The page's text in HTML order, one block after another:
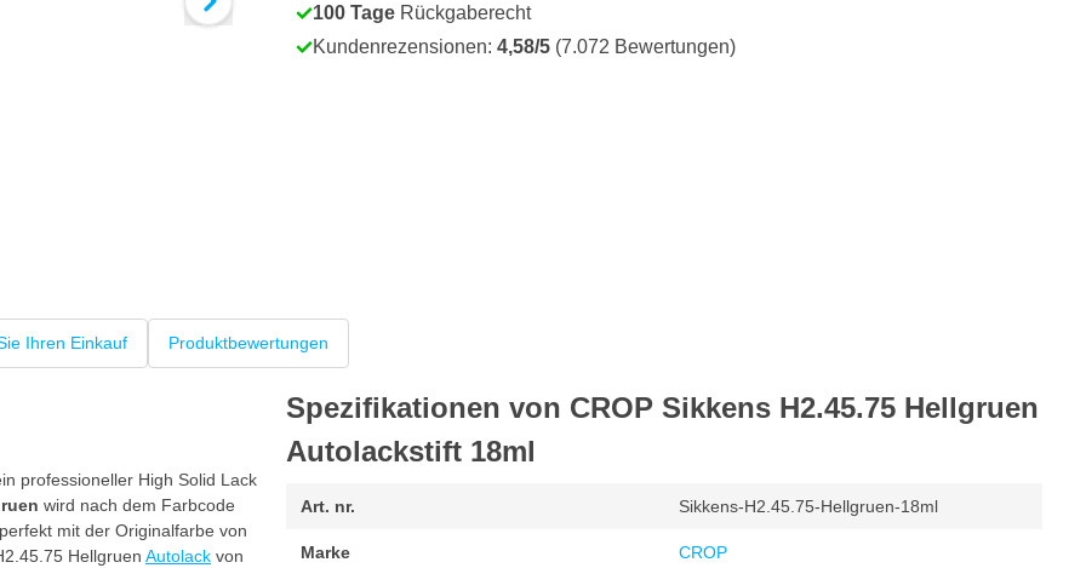
100 Tage Rückgaberecht
Kundenrezensionen: 4,58/5 (7.072 Bewertungen)
Ihren Einkauf Produktbewertungen
professioneller High Solid Lack
wird nach dem Farbcode
mit der Originalfarbe von
Hellgruen Autolack von
Spezifikationen von CROP Sikkens H2.45.75 Hellgruen
Autolackstift 18ml
Art. nr. Sikkens-H2.45.75-Hellgruen-18ml
Marke CROP